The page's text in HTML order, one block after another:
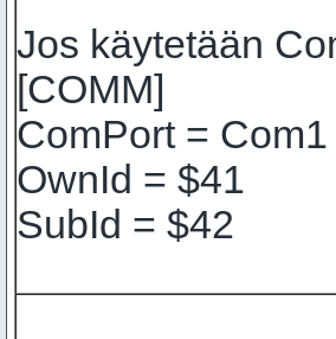
Jos käytetään
[COMM]
ComPort = Com1
OwnId = $41
SubId = $42